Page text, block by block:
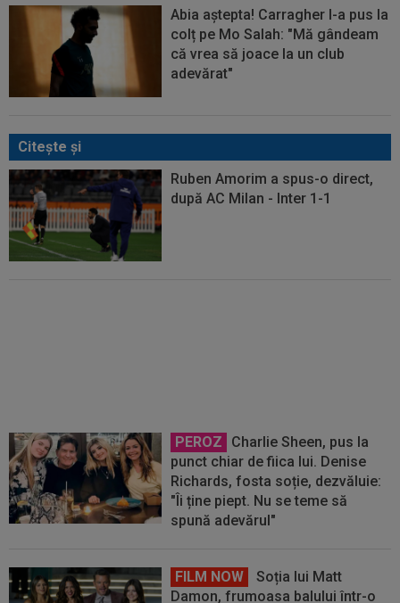
Abia aștepta! Carragher l-a pus la
colț pe Mo Salah: "Mă gândeam
că vrea să joace la un club
adevărat"
Citeşte şi
Ruben Amorim a spus-o direct,
după AC Milan - Inter 1-1
PEROZ
Charlie Sheen, pus la
punct chiar de fiica lui. Denise
Richards, fosta soție, dezvăluie:
"Îi ține piept. Nu se teme să
spună adevărul"
FILM NOW
Soția lui Matt
Damon, frumoasa balului într-o